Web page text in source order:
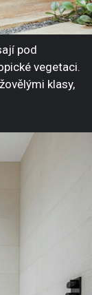
pod
vegetaci.
klasy,